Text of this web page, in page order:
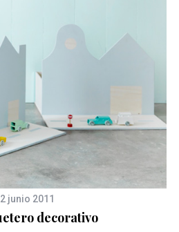
junio 2011
decorativo